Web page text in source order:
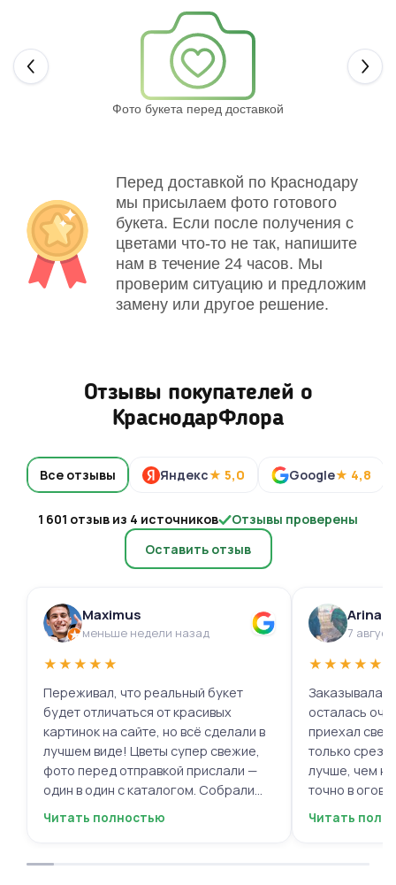
Фото букета перед доставкой
Перед доставкой по Краснодару
мы присылаем фото готового
букета. Если после получения с
цветами что-то не так, напишите
нам в течение 24 часов. Мы
проверим ситуацию и предложим
замену или другое решение.
Отзывы покупателей о
КраснодарФлора
Все отзывы Яндекс★ 5,0 Google★ 4,8
1 601 отзыв из 4 источников
Отзывы проверены
Оставить отзыв
Maximus
меньше недели назад
★★★★★
Переживал, что реальный букет
будет отличаться от красивых
картинок на сайте, но всё сделали в
лучшем виде! Цветы супер свежие,
фото перед отправкой прислали —
один в один с каталогом. Собрали
быстро, курьер не подвёл. Мужской
Читать полностью
Arina
7
★★★★★
Заказывала
осталась очень
приехал
только
лучше, чем
точно в
вежливый,
Читать